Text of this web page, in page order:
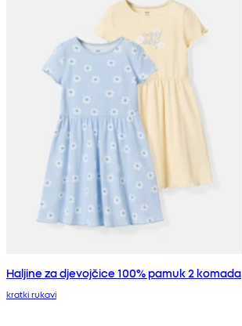
Haljine za djevojčice 100% pamuk 2 komada
kratki rukavi